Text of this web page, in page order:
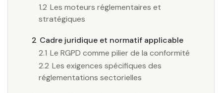
1.2 Les moteurs réglementaires et
stratégiques
2 Cadre juridique et normatif applicable
2.1 Le RGPD comme pilier de la conformité
2.2 Les exigences spécifiques des
réglementations sectorielles